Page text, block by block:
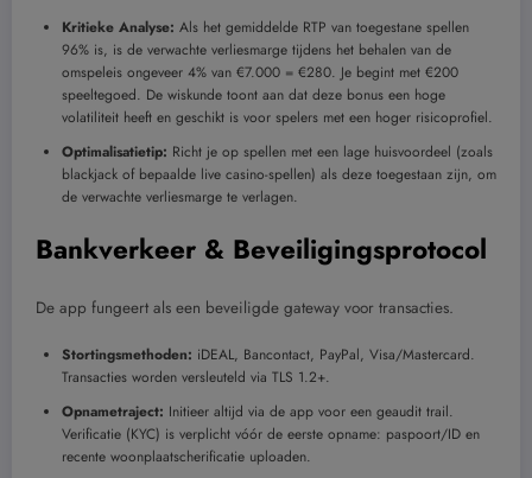
Kritieke Analyse: Als het gemiddelde RTP van toegestane spellen
96% is, is de verwachte verliesmarge tijdens het behalen van de
omspeleis ongeveer 4% van €7.000 = €280. Je begint met €200
speeltegoed. De wiskunde toont aan dat deze bonus een hoge
volatiliteit heeft en geschikt is voor spelers met een hoger risicoprofiel.
Optimalisatietip: Richt je op spellen met een lage huisvoordeel (zoals
blackjack of bepaalde live casino-spellen) als deze toegestaan zijn, om
de verwachte verliesmarge te verlagen.
Bankverkeer & Beveiligingsprotocol
De app fungeert als een beveiligde gateway voor transacties.
Stortingsmethoden: iDEAL, Bancontact, PayPal, Visa/Mastercard.
Transacties worden versleuteld via TLS 1.2+.
Opnametraject: Initieer altijd via de app voor een geaudit trail.
Verificatie (KYC) is verplicht vóór de eerste opname: paspoort/ID en
recente woonplaatscherificatie uploaden.